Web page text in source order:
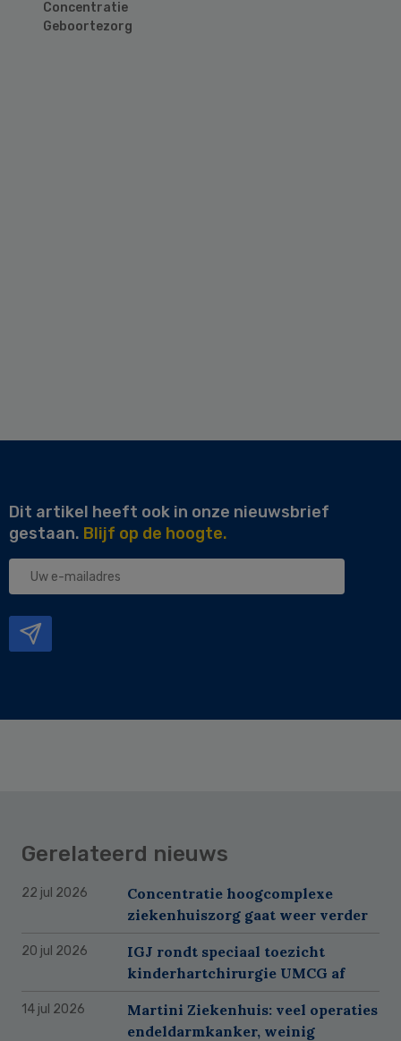
Concentratie
Geboortezorg
Dit artikel heeft ook in onze nieuwsbrief
gestaan. Blijf op de hoogte.
Uw
Gerelateerd nieuws
22 jul 2026
Concentratie hoogcomplexe
ziekenhuiszorg gaat weer verder
20 jul 2026
IGJ rondt speciaal toezicht
kinderhartchirurgie UMCG af
14 jul 2026
Martini Ziekenhuis: veel operaties
endeldarmkanker, weinig